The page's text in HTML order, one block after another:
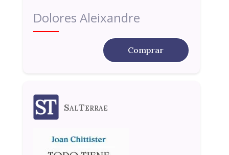
Dolores Aleixandre
Comprar
SalTerrae